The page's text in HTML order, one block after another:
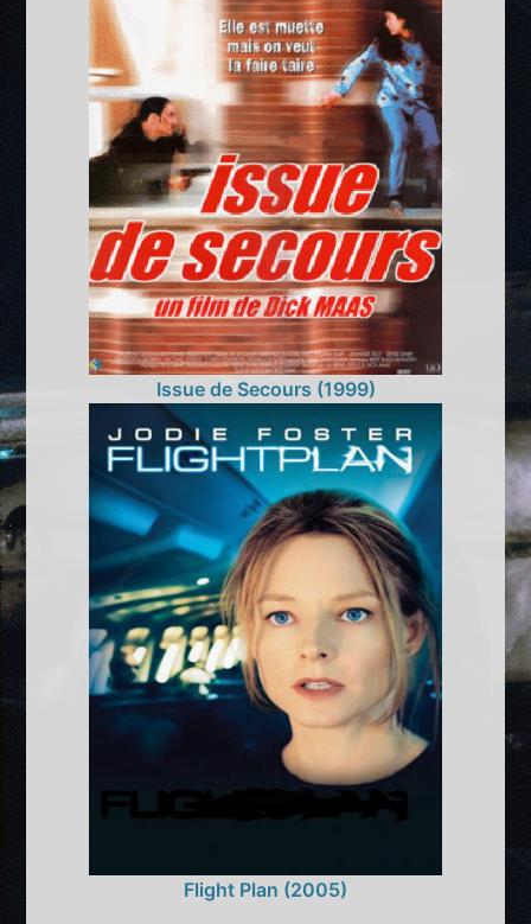
Issue de Secours (1999)
Flight Plan (2005)